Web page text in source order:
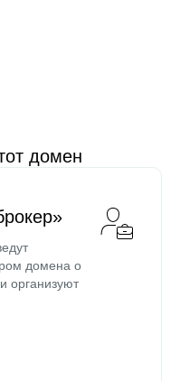
домен
домена о
организуют